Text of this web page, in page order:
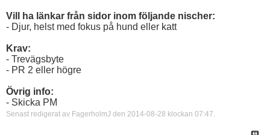
Vill ha länkar från sidor inom följande nischer:
- Djur, helst med fokus på hund eller katt
Krav:
- Trevägsbyte
- PR 2 eller högre
Övrig info:
- Skicka PM
Senast redigerat av FagerholmJ den 2014-08-28 klockan 07:47.